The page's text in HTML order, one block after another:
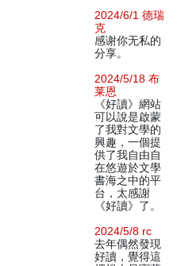
2024/6/1 德瑞
克
感谢你无私的
分享。
2024/5/18 布
莱恩
《好讀》網站
可以說是啟蒙
了我對文學的
興趣，一個提
供了我自由自
在悠遊於文學
書海之中的平
台，太感謝
《好讀》了。
2024/5/8 rc
去年偶然發現
好讀，覺得這